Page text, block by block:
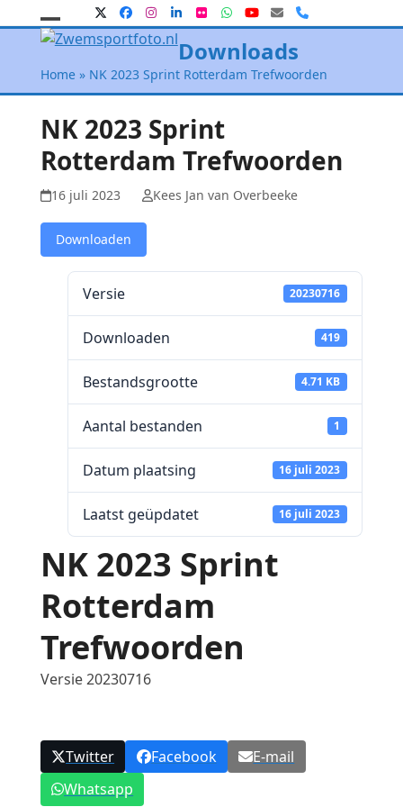
to
TwitterFacebook
Instagram
LinkedIn
FlickrWhatsapp
YouTube
E-
mail
Phone
Open
mobile
menu
Close
mobile
menu
Downloads
Home» NK 2023 Sprint Rotterdam Trefwoorden
NK 2023 Sprint
Rotterdam Trefwoorden
16 juli 2023 Kees Jan van Overbeeke
Downloaden
Versie 20230716
Downloaden 419
Bestandsgrootte 4.71 KB
Aantal bestanden 1
Datum plaatsing 16 juli 2023
Laatst geüpdatet 16 juli 2023
NK 2023 Sprint
Rotterdam
Trefwoorden
Versie 20230716
Twitter Facebook
E-mail
Whatsapp